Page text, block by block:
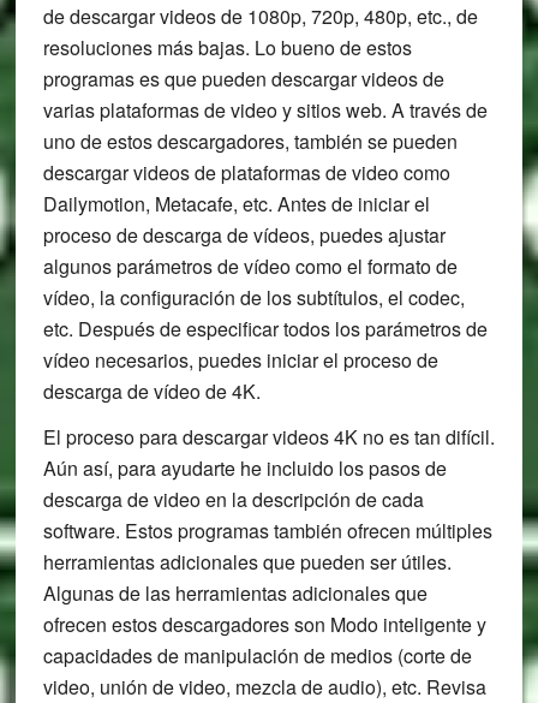
de descargar videos de 1080p, 720p, 480p, etc., de
resoluciones más bajas. Lo bueno de estos
programas es que pueden descargar videos de
varias plataformas de video y sitios web. A través de
uno de estos descargadores, también se pueden
descargar videos de plataformas de video como
Dailymotion, Metacafe, etc. Antes de iniciar el
proceso de descarga de vídeos, puedes ajustar
algunos parámetros de vídeo como el formato de
vídeo, la configuración de los subtítulos, el codec,
etc. Después de especificar todos los parámetros de
vídeo necesarios, puedes iniciar el proceso de
descarga de vídeo de 4K.
El proceso para descargar videos 4K no es tan difícil.
Aún así, para ayudarte he incluido los pasos de
descarga de video en la descripción de cada
software. Estos programas también ofrecen múltiples
herramientas adicionales que pueden ser útiles.
Algunas de las herramientas adicionales que
ofrecen estos descargadores son Modo inteligente y
capacidades de manipulación de medios (corte de
video, unión de video, mezcla de audio), etc. Revisa